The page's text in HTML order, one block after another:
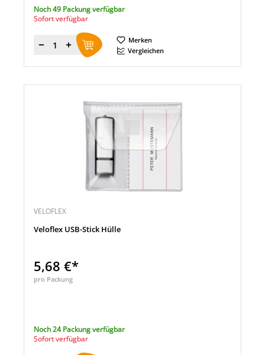
Noch 49 Packung verfügbar
Sofort verfügbar
Menge
Merken
Vergleichen
VELOFLEX
Veloflex USB-Stick Hülle
5,68 €*
pro Packung
Noch 24 Packung verfügbar
Sofort verfügbar